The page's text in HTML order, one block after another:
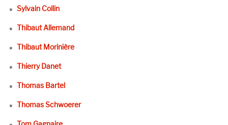
Sylvain Collin
Thibaut Allemand
Thibaut Morinière
Thierry Danet
Thomas Bartel
Thomas Schwoerer